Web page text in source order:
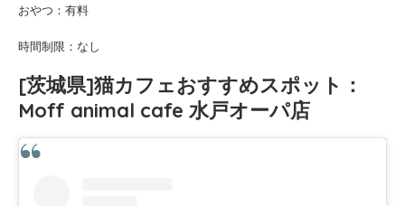
おやつ：有料
時間制限：なし
[茨城県]猫カフェおすすめスポット：
Moff animal cafe 水戸オーパ店